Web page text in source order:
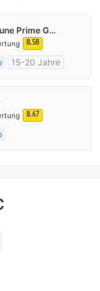
Fortune Prime Global
8.58
15-20 Jahre
(MM)
8.67